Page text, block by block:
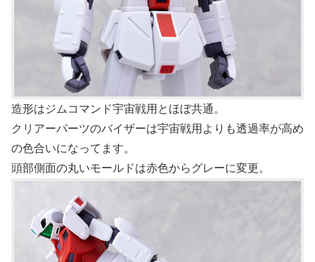
造形はジムコマンド宇宙戦用とほぼ共通。
クリアーパーツのバイザーは宇宙戦用よりも透過率が高め
の色合いになってます。
頭部側面の丸いモールドは赤色からグレーに変更。